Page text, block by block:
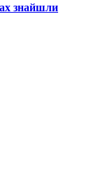
знайшли